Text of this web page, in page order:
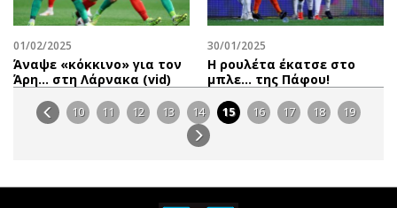
01/02/2025
Άναψε «κόκκινο» για τον
Άρη… στη Λάρνακα (vid)
30/01/2025
Η ρουλέτα έκατσε στο
μπλε… της Πάφου!
10 11 12 13 14 15 16 17 18 19